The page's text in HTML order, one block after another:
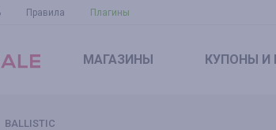
Правила Плагины
МАГАЗИНЫ КУПОНЫ И
BALLISTIC